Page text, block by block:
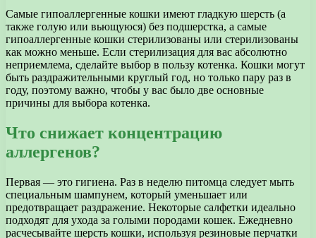
Самые гипоаллергенные кошки имеют гладкую шерсть (а
также голую или вьющуюся) без подшерстка, а самые
гипоаллергенные кошки стерилизованы или стерилизованы
как можно меньше. Если стерилизация для вас абсолютно
неприемлема, сделайте выбор в пользу котенка. Кошки могут
быть раздражительными круглый год, но только пару раз в
году, поэтому важно, чтобы у вас было две основные
причины для выбора котенка.
Что снижает концентрацию
аллергенов?
Первая — это гигиена. Раз в неделю питомца следует мыть
специальным шампунем, который уменьшает или
предотвращает раздражение. Некоторые салфетки идеально
подходят для ухода за голыми породами кошек. Ежедневно
расчесывайте шерсть кошки, используя резиновые перчатки